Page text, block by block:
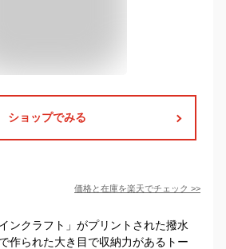
ショップでみる
価格と在庫を楽天でチェック >>
ンクラフト」がプリントされた撥水
作られた大き目で収納力があるトー